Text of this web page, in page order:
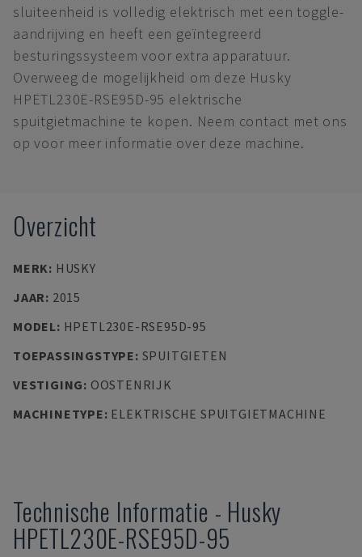
sluiteenheid is volledig elektrisch met een toggle-
aandrijving en heeft een geïntegreerd
besturingssysteem voor extra apparatuur.
Overweeg de mogelijkheid om deze Husky
HPETL230E-RSE95D-95 elektrische
spuitgietmachine te kopen. Neem contact met ons
op voor meer informatie over deze machine.
Overzicht
MERK: HUSKY
JAAR: 2015
MODEL: HPETL230E-RSE95D-95
TOEPASSINGSTYPE: SPUITGIETEN
VESTIGING: OOSTENRIJK
MACHINETYPE: ELEKTRISCHE SPUITGIETMACHINE
Technische Informatie - Husky
HPETL230E-RSE95D-95